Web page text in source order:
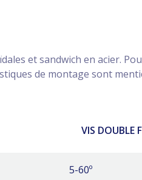
et sandwich en acier.
de montage sont
VIS DOUBLE
5-60º